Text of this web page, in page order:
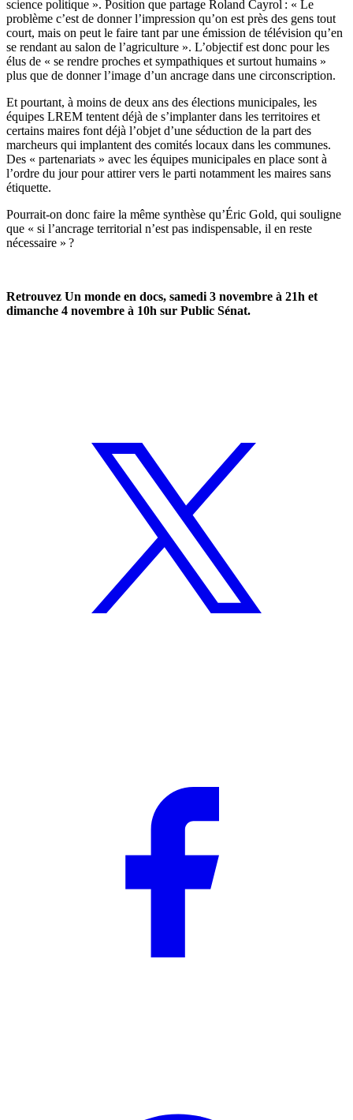
science politique ». Position que partage Roland Cayrol : « Le
problème c’est de donner l’impression qu’on est près des gens tout
court, mais on peut le faire tant par une émission de télévision qu’en
se rendant au salon de l’agriculture ». L’objectif est donc pour les
élus de « se rendre proches et sympathiques et surtout humains »
plus que de donner l’image d’un ancrage dans une circonscription.
Et pourtant, à moins de deux ans des élections municipales, les
équipes LREM tentent déjà de s’implanter dans les territoires et
certains maires font déjà l’objet d’une séduction de la part des
marcheurs qui implantent des comités locaux dans les communes.
Des « partenariats » avec les équipes municipales en place sont à
l’ordre du jour pour attirer vers le parti notamment les maires sans
étiquette.
Pourrait-on donc faire la même synthèse qu’Éric Gold, qui souligne
que « si l’ancrage territorial n’est pas indispensable, il en reste
nécessaire » ?
Retrouvez Un monde en docs, samedi 3 novembre à 21h et
dimanche 4 novembre à 10h sur Public Sénat.